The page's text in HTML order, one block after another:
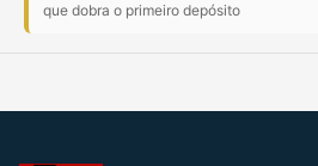
que dobra o primeiro depósito